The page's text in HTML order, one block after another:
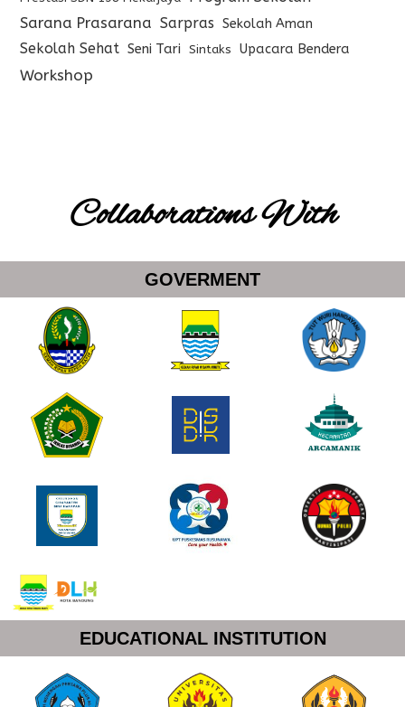
Sarana Prasarana Sarpras Sekolah Aman
Sekolah Sehat Seni Tari Sintaks Upacara Bendera
Workshop
Collaborations With
GOVERMENT
EDUCATIONAL INSTITUTION